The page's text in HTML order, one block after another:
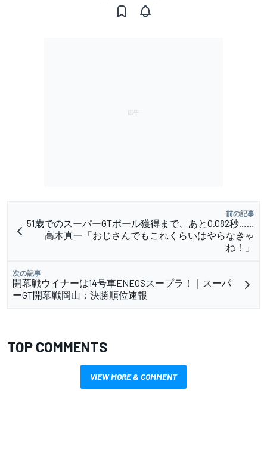
前の記事
51歳でのスーパーGTポール獲得まで、あと0.082秒……
高木真一「おじさんでもこれくらいはやらなきゃ
ね！」
次の記事
開幕戦ウイナーは14号車ENEOSスープラ！｜スーパ
ーGT開幕戦岡山：決勝順位速報
TOP COMMENTS
VIEW MORE & COMMENT